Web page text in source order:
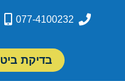
077-4100232
בדיקת